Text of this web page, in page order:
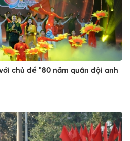
chủ đề "80 năm quân đội anh